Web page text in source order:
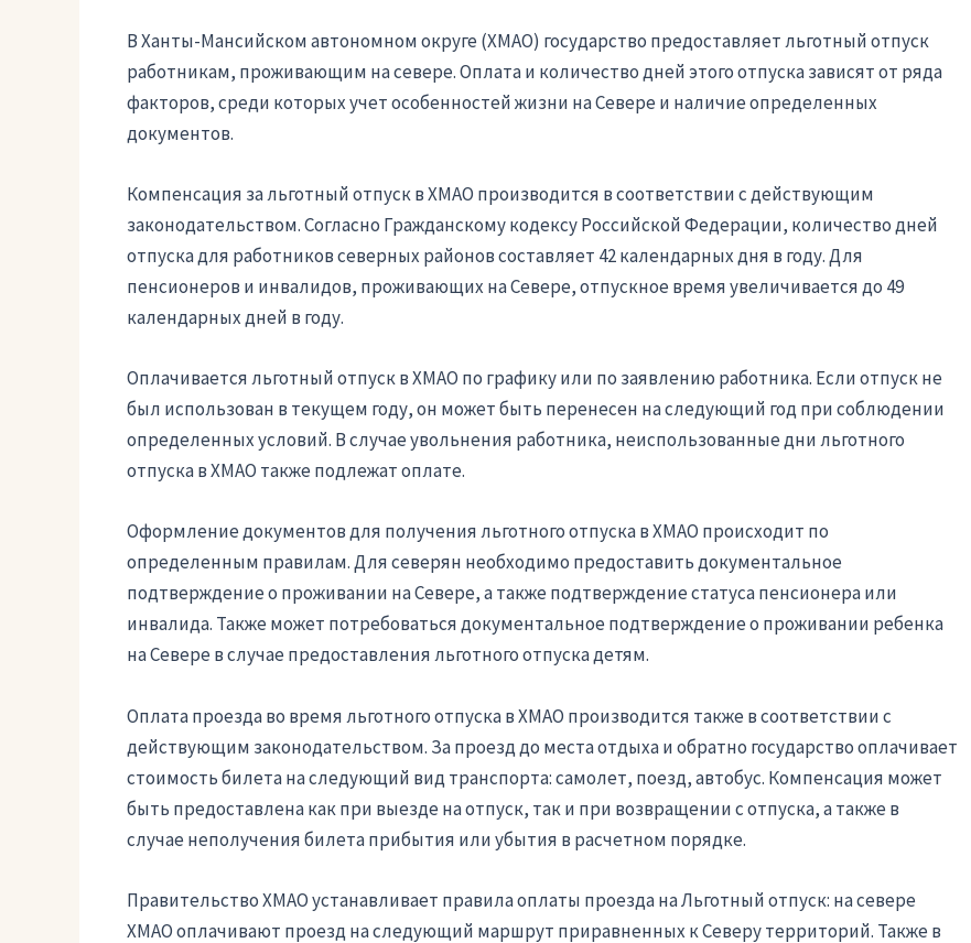
В Ханты-Мансийском автономном округе (ХМАО) государство предоставляет льготный отпуск
работникам, проживающим на севере. Оплата и количество дней этого отпуска зависят от ряда
факторов, среди которых учет особенностей жизни на Севере и наличие определенных
документов.
Компенсация за льготный отпуск в ХМАО производится в соответствии с действующим
законодательством. Согласно Гражданскому кодексу Российской Федерации, количество дней
отпуска для работников северных районов составляет 42 календарных дня в году. Для
пенсионеров и инвалидов, проживающих на Севере, отпускное время увеличивается до 49
календарных дней в году.
Оплачивается льготный отпуск в ХМАО по графику или по заявлению работника. Если отпуск не
был использован в текущем году, он может быть перенесен на следующий год при соблюдении
определенных условий. В случае увольнения работника, неиспользованные дни льготного
отпуска в ХМАО также подлежат оплате.
Оформление документов для получения льготного отпуска в ХМАО происходит по
определенным правилам. Для северян необходимо предоставить документальное
подтверждение о проживании на Севере, а также подтверждение статуса пенсионера или
инвалида. Также может потребоваться документальное подтверждение о проживании ребенка
на Севере в случае предоставления льготного отпуска детям.
Оплата проезда во время льготного отпуска в ХМАО производится также в соответствии с
действующим законодательством. За проезд до места отдыха и обратно государство оплачивает
стоимость билета на следующий вид транспорта: самолет, поезд, автобус. Компенсация может
быть предоставлена как при выезде на отпуск, так и при возвращении с отпуска, а также в
случае неполучения билета прибытия или убытия в расчетном порядке.
Правительство ХМАО устанавливает правила оплаты проезда на Льготный отпуск: на севере
ХМАО оплачивают проезд на следующий маршрут приравненных к Северу территорий. Также в